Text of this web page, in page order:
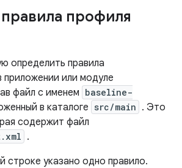
профиля
определить правила
приложении или модуле
файл с именем baseline-
в каталоге src/main . Это
содержит файл
.
строке указано одно правило.